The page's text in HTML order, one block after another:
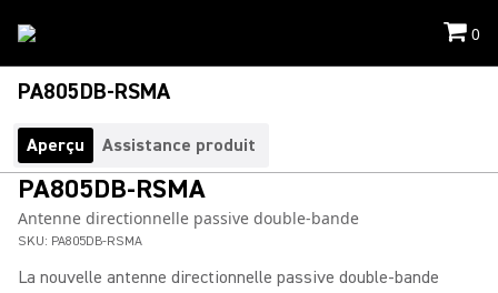
0
PA805DB-RSMA
Aperçu Assistance produit
PA805DB-RSMA
Antenne directionnelle passive double-bande
SKU: PA805DB-RSMA
La nouvelle antenne directionnelle passive double-bande